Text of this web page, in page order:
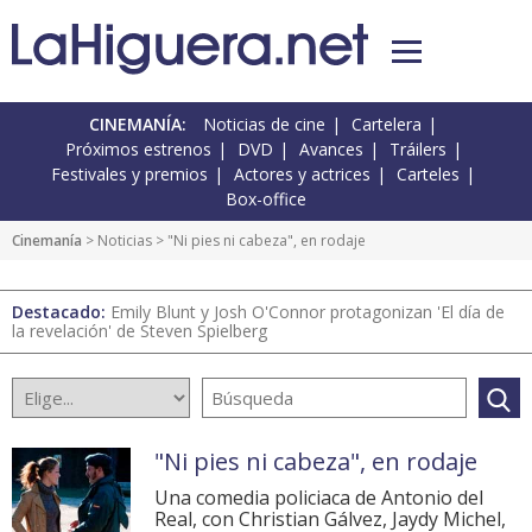
CINEMANÍA: Noticias de cine
Cartelera
Próximos estrenos
DVD Avances
Tráilers
Festivales y premios
Actores y actrices
Carteles
Box-office
Cinemanía > Noticias > "Ni pies ni cabeza", en rodaje
Destacado: Emily Blunt y Josh O'Connor protagonizan 'El día de
la revelación' de Steven Spielberg
"Ni pies ni cabeza", en rodaje
Una comedia policiaca de Antonio del
Real, con Christian Gálvez, Jaydy Michel,